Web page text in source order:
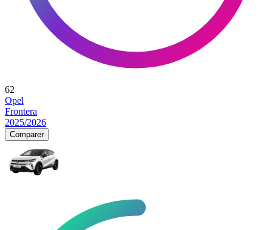
62
Opel
Frontera
2025/2026
Comparer